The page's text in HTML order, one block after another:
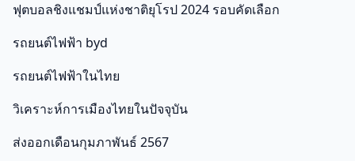
ฟุตบอลชิงแชมป์แห่งชาติยุโรป 2024 รอบคัดเลือก
รถยนต์ไฟฟ้า byd
รถยนต์ไฟฟ้าในไทย
วิเคราะห์การเมืองไทยในปัจจุบัน
ส่งออกเดือนกุมภาพันธ์ 2567